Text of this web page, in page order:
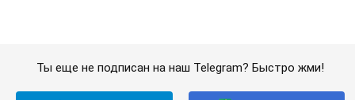
Ты еще не подписан на наш Telegram? Быстро жми!